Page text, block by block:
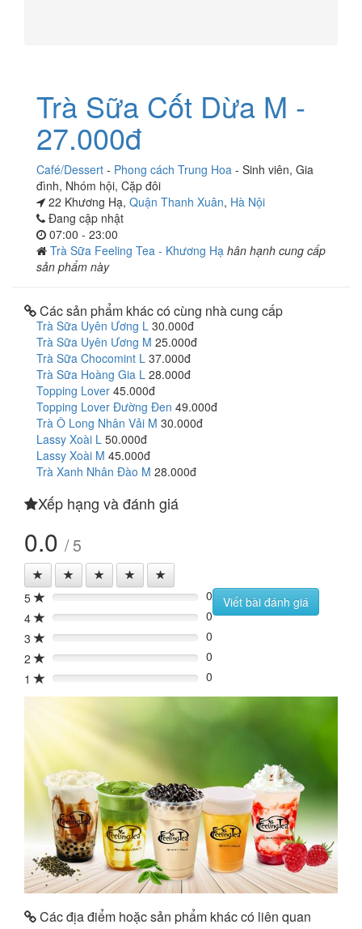
Trà Sữa Cốt Dừa M -
27.000đ
Café/Dessert - Phong cách Trung Hoa - Sinh viên, Gia
đình, Nhóm hội, Cặp đôi
22 Khương Hạ, Quận Thanh Xuân, Hà Nội
Đang cập nhật
07:00 - 23:00
Trà Sữa Feeling Tea - Khương Hạ hân hạnh cung cấp
sản phẩm này
Các sản phẩm khác có cùng nhà cung cấp
Trà Sữa Uyên Ương L 30.000đ
Trà Sữa Uyên Ương M 25.000đ
Trà Sữa Chocomint L 37.000đ
Trà Sữa Hoàng Gia L 28.000đ
Topping Lover 45.000đ
Topping Lover Đường Đen 49.000đ
Trà Ô Long Nhân Vải M 30.000đ
Lassy Xoài L 50.000đ
Lassy Xoài M 45.000đ
Trà Xanh Nhân Đào M 28.000đ
Xếp hạng và đánh giá
0.0 / 5
5 0%
0
4
0%
0
3
0%
0
2
0%
0
1
0% 0
Viết bài đánh giá
Các địa điểm hoặc sản phẩm khác có liên quan